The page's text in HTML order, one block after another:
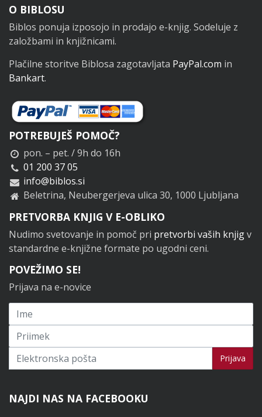
Noga
O BIBLOSU
Biblos ponuja izposojo in prodajo e-knjig. Sodeluje z
založbami in knjižnicami.
Plačilne storitve Biblosa zagotavljata PayPal.com in
Bankart.
POTREBUJEŠ POMOČ?
pon. – pet. / 9h do 16h
01 200 37 05
info@biblos.si
Beletrina, Neubergerjeva ulica 30, 1000 Ljubljana
PRETVORBA KNJIG V E-OBLIKO
Nudimo svetovanje in pomoč pri pretvorbi vaših knjigv
standardne e-knjižne formate po ugodni ceni.
POVEŽIMO SE!
Prijava na e-novice
Prijavi se na novice Prijava
NAJDI NAS NA FACEBOOKU